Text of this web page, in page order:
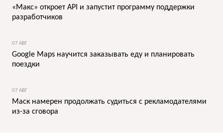
«Макс» откроет API и запустит программу поддержки
разработчиков
07 АВГ
Google Maps научится заказывать еду и планировать
поездки
07 АВГ
Маск намерен продолжать судиться с рекламодателями
из-за сговора